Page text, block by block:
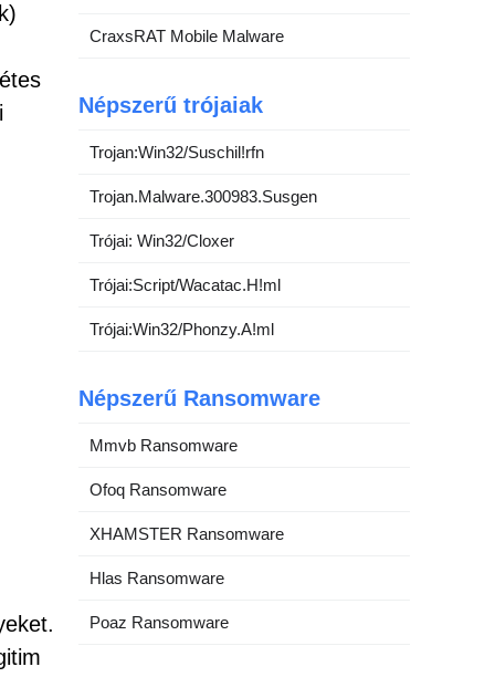
CraxsRAT Mobile Malware
Népszerű trójaiak
Trojan:Win32/Suschil!rfn
Trojan.Malware.300983.Susgen
Trójai: Win32/Cloxer
Trójai:Script/Wacatac.H!ml
Trójai:Win32/Phonzy.A!ml
Népszerű Ransomware
Mmvb Ransomware
Ofoq Ransomware
XHAMSTER Ransomware
Hlas Ransomware
Poaz Ransomware